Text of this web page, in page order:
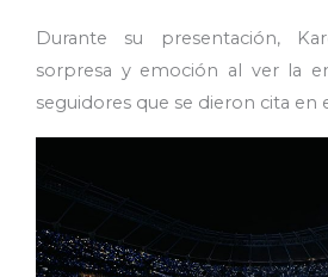
Durante su presentación,
sorpresa y emoción al ver la
seguidores que se dieron cita en